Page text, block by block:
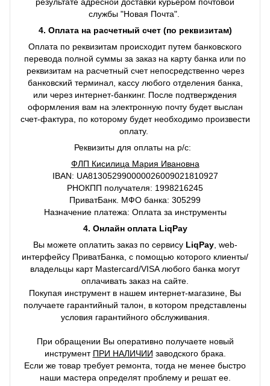
службы "Новая Почта".
4. Оплата на расчетный счет (по реквизитам)
Оплата по реквизитам происходит путем банковского
перевода полной суммы за заказ на карту банка или по
реквизитам на расчетный счет непосредственно через
банковский терминал, кассу любого отделения банка,
или через интернет-банкинг. После подтверждения
оформления вам на электронную почту будет выслан
счет-фактура, по которому будет необходимо произвести
оплату.
Реквизиты для оплаты на р/с:
ФЛП Кисилица Мария Ивановна
IBAN: UA813052990000026009021810927
РНОКПП получателя: 1998216245
ПриватБанк. МФО банка: 305299
Назначение платежа: Оплата за инструменты
4. Онлайн оплата LiqPay
Вы можете оплатить заказ по сервису LiqPay, web-
интерфейсу ПриватБанка, с помощью которого клиенты/
владельцы карт Mastercard/VISA любого банка могут
оплачивать заказ на сайте.
Покупая инструмент в нашем интернет-магазине, Вы
получаете гарантийный талон, в котором представлены
условия гарантийного обслуживания.
При обращении Вы оперативно получаете новый
инструмент ПРИ НАЛИЧИИ заводского брака.
Если же товар требует ремонта, тогда не менее быстро
наши мастера определят проблему и решат ее.